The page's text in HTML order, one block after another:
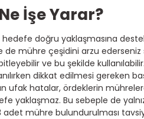
İşe Yarar?
hedefe doğru yaklaşmasına
mühre çeşidini arzu ederseniz
ve bu şekilde
dikkat edilmesi gereken
ufak hatalar, ördeklerin
yaklaşmaz. Bu sebeple de
mühre bulundurulması